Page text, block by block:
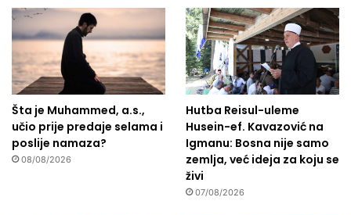
Šta je Muhammed, a.s.,
učio prije predaje selama i
poslije namaza?
08/08/2026
Hutba Reisul-uleme
Husein-ef. Kavazović na
Igmanu: Bosna nije samo
zemlja, već ideja za koju se
živi
07/08/2026